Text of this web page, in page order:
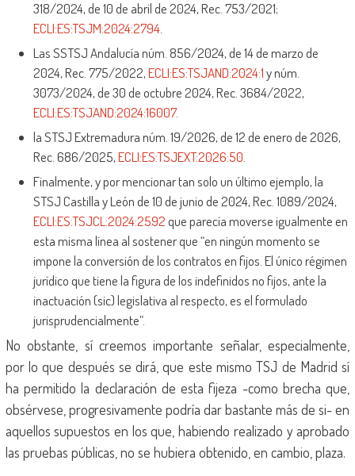
318/2024, de 10 de abril de 2024, Rec. 753/2021;
ECLI:ES:TSJM:2024:2794.
Las SSTSJ Andalucía núm. 856/2024, de 14 de marzo de
2024, Rec. 775/2022,ECLI:ES:TSJAND:2024:1y núm.
3073/2024, de 30 de octubre 2024, Rec. 3684/2022,
ECLI:ES:TSJAND:2024:16007.
la STSJ Extremadura núm. 19/2026, de 12 de enero de 2026,
Rec. 686/2025,ECLI:ES:TSJEXT:2026:50
Finalmente, y por mencionar tan solo un último ejemplo, la
STSJ Castilla y León de 10 de junio de 2024, Rec. 1089/2024,
ECLI:ES:TSJCL:2024:2592que parecía moverse igualmente en
esta misma línea al sostener que “en ningún momento se
impone la conversión de los contratos en fijos. El único régimen
jurídico que tiene la figura de los indefinidos no fijos, ante la
inactuación (sic) legislativa al respecto, es el formulado
jurisprudencialmente”.
No obstante, sí creemos importante señalar, especialmente,
por lo que después se dirá, que este mismo TSJ de Madrid sí
ha permitido la declaración de esta fijeza -como brecha que,
obsérvese, progresivamente podría dar bastante más de si- en
aquellos supuestos en los que, habiendo realizado y aprobado
las pruebas públicas, no se hubiera obtenido, en cambio, plaza.